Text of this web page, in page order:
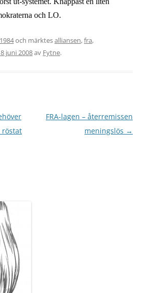
och LO.
1984och märktesalliansen,fra,
juni 2008av Fytne.
röstat
FRA-lagen – återremissen
meningslös →